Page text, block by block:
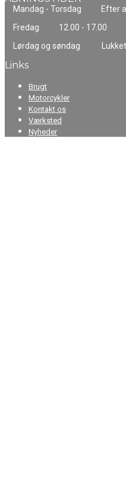
Mandag - Torsdag
Efter
Fredag
12.00 - 17.00
Lørdag og søndag
Lukket
Links
Brugt
Motorcykler
Kontakt os
Værksted
Nyheder